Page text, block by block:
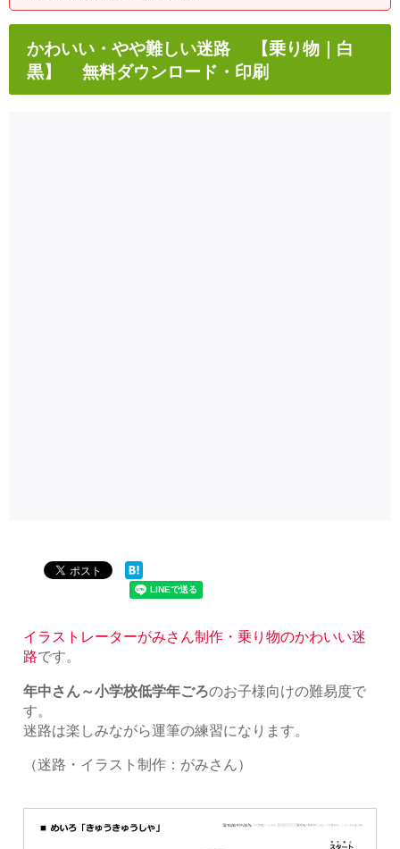
かわいい・やや難しい迷路 【乗り物｜白
黒】 無料ダウンロード・印刷
イラストレーターがみさん制作・乗り物のかわいい迷
路です。
年中さん～小学校低学年ごろのお子様向けの難易度で
す。
迷路は楽しみながら運筆の練習になります。
（迷路・イラスト制作：がみさん）